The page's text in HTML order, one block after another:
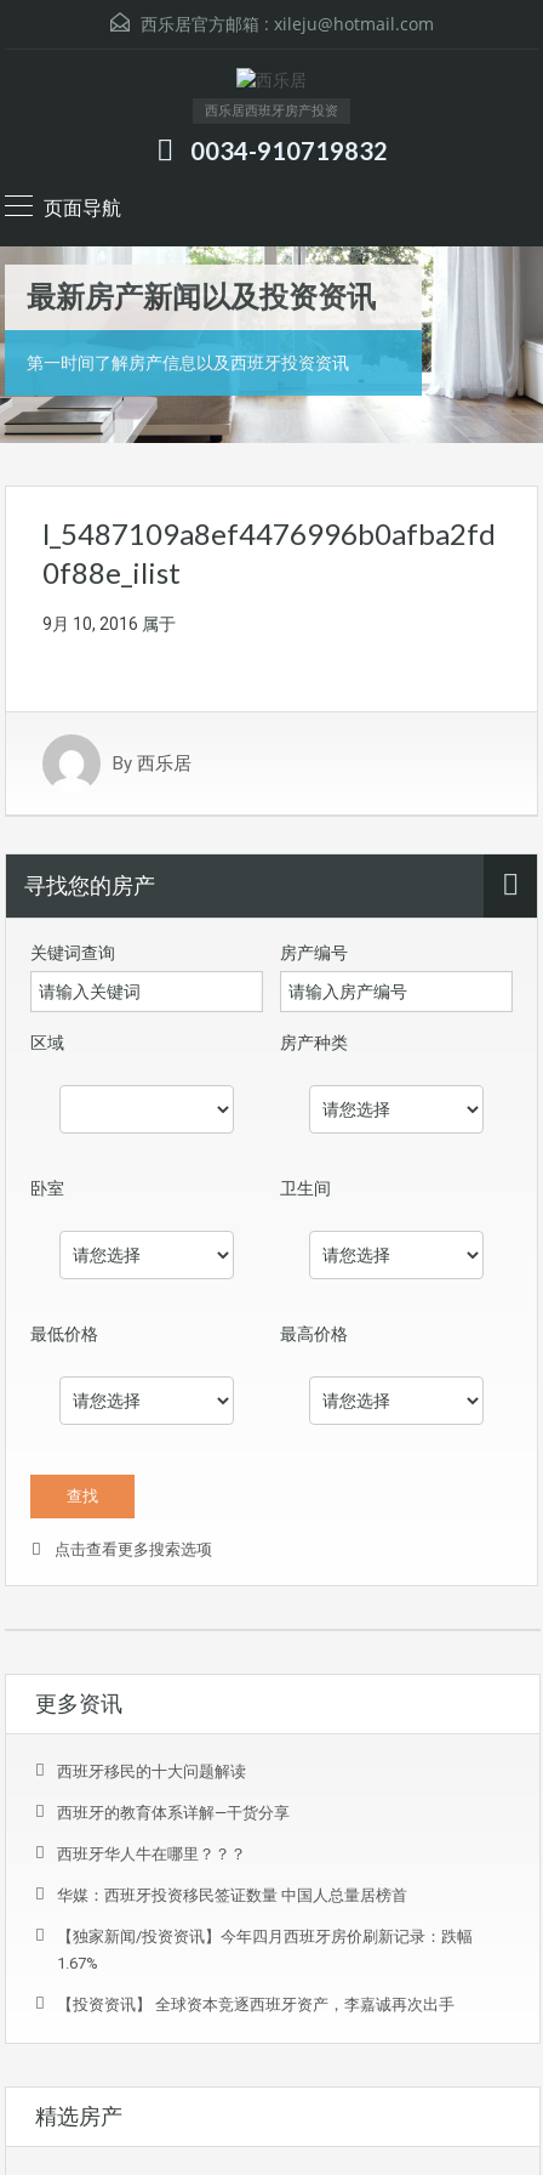
西乐居官方邮箱 : xileju@hotmail.com
西乐居西班牙房产投资
0034-910719832
页面导航
最新房产新闻以及投资资讯
第一时间了解房产信息以及西班牙投资资讯
l_5487109a8ef4476996b0afba2fd
0f88e_ilist
9月 10, 2016 属于
By 西乐居
寻找您的房产
关键词查询 房产编号
区域 房产种类
卧室 卫生间
最低价格 最高价格
点击查看更多搜索选项
更多资讯
西班牙移民的十大问题解读
西班牙的教育体系详解—干货分享
西班牙华人牛在哪里？？？
华媒：西班牙投资移民签证数量 中国人总量居榜首
【独家新闻/投资资讯】今年四月西班牙房价刷新记录：跌幅
1.67%
【投资资讯】 全球资本竞逐西班牙资产，李嘉诚再次出手
精选房产